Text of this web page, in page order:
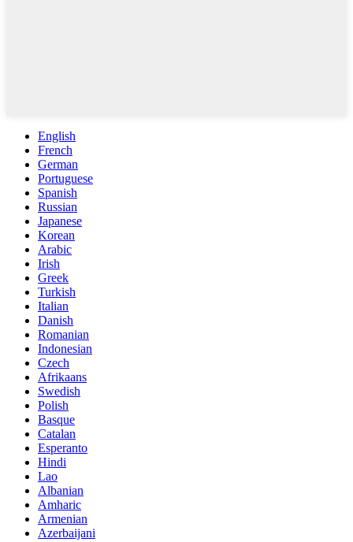
English
French
German
Portuguese
Spanish
Russian
Japanese
Korean
Arabic
Irish
Greek
Turkish
Italian
Danish
Romanian
Indonesian
Czech
Afrikaans
Swedish
Polish
Basque
Catalan
Esperanto
Hindi
Lao
Albanian
Amharic
Armenian
Azerbaijani